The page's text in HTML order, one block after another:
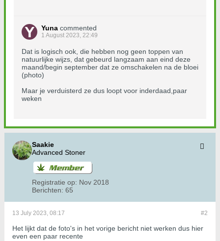
Yuna commented
1 August 2023, 22:49
Dat is logisch ook, die hebben nog geen toppen van
natuurlijke wijzs, dat gebeurd langzaam aan eind deze
maand/begin september dat ze omschakelen na de bloei
(photo)
Maar je verduisterd ze dus loopt voor inderdaad,paar
weken
Saakie
Advanced Stoner
Registratie op: Nov 2018
Berichten: 65
#2
13 July 2023, 08:17
Het lijkt dat de foto's in het vorige bericht niet werken dus hier
even een paar recente